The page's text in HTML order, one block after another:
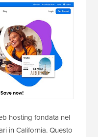
hosting fondata nel
in California. Questo